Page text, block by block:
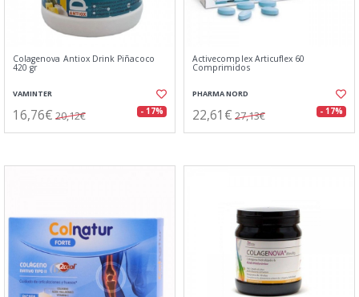
Colagenova Antiox Drink Piñacoco
420 gr
VAMINTER
16,76€ 20,12€ - 17%
Activecomplex Articuflex 60
Comprimidos
PHARMA NORD
22,61€ 27,13€ - 17%